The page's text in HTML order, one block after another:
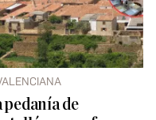
pedanía de